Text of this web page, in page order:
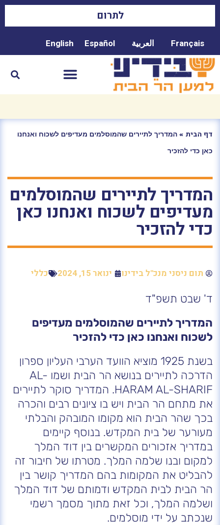
לתרום
Français العربية Español
English
דף הבית »המדריך לתיירים שהמוסלמים מעדיפים לשכוח ואנחנו
כאן כדי להזכיר
המדריך לתיירים שהמוסלמים
מעדיפים לשכוח ואנחנו כאן
כדי להזכיר
תום ניסני מנכ"ל בידינו ינואר 15, 2024 כללי
ד' שבט תשפ"ד
המדריך לתיירים שהמוסלמים מעדיפים
לשכוח ואנחנו כאן כדי להזכיר
בשנת 1925 מוציא הוועד הערבי העליון ספרון
הדרכה לתיירים בנושא הר הבית ושמו AL-
HARAM AL-SHARIF. המדריך סוקר לתיירים
את מתחם הר הבית ויש בו ציונים רבים והכרה
בכך שהר הבית הוא מקומו המובהק והבלתי
מעורער של בית המקדש. בנוסף קיימים
במדריך אזכורים המקשרים בין דוד המלך
למקום ובנו שלמה המלך. מטרתו של חיבור זה
להבליט את המקומות בהם המדריך קושר בין
הר הבית לבית המקדש ודמותם של דוד המלך
ושלמה המלך, וכל זאת מתוך מסמך רשמי
שנכתב על ידי מוסלמים.